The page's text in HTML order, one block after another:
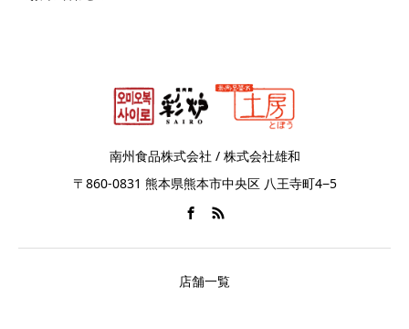
南州食品株式会社 / 株式会社雄和
〒860-0831 熊本県熊本市中央区 八王寺町4−5
店舗一覧